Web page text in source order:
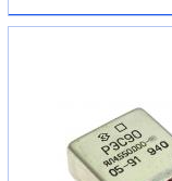
В корзину